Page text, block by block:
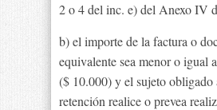
2 o 4 del inc. e) del Anexo IV
b) el importe de la factura o
equivalente sea menor o igual
($ 10.000) y el sujeto obligado
retención realice o prevea